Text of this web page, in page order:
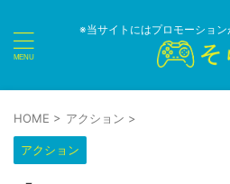
※当サイトにはプロモーション
HOME > アクション >
アクション